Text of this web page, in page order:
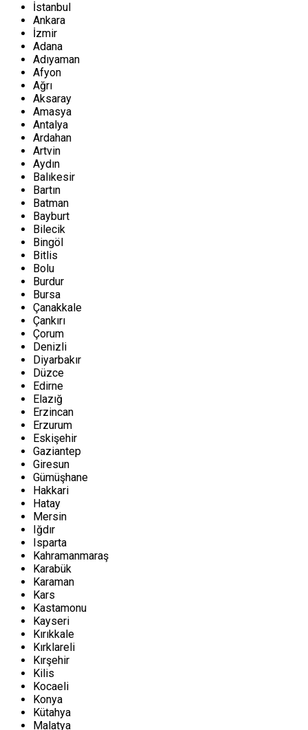
İstanbul
Ankara
İzmir
Adana
Adıyaman
Afyon
Ağrı
Aksaray
Amasya
Antalya
Ardahan
Artvin
Aydın
Balıkesir
Bartın
Batman
Bayburt
Bilecik
Bingöl
Bitlis
Bolu
Burdur
Bursa
Çanakkale
Çankırı
Çorum
Denizli
Diyarbakır
Düzce
Edirne
Elazığ
Erzincan
Erzurum
Eskişehir
Gaziantep
Giresun
Gümüşhane
Hakkari
Hatay
Mersin
Iğdır
Isparta
Kahramanmaraş
Karabük
Karaman
Kars
Kastamonu
Kayseri
Kırıkkale
Kırklareli
Kırşehir
Kilis
Kocaeli
Konya
Kütahya
Malatya